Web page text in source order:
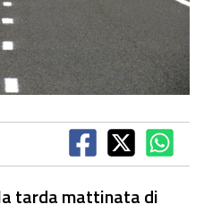
tarda mattinata di